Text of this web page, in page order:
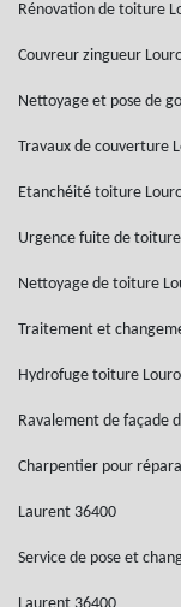
Rénovation de toiture
Couvreur zingueur
Nettoyage et pose de
Travaux de couverture
Etanchéité toiture
Urgence fuite de
Nettoyage de toiture
Traitement et
Hydrofuge toiture
Ravalement de façade
Charpentier pour
Laurent 36400
Service de pose et